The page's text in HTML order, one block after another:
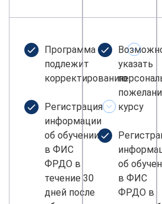
Программа не
подлежит
корректированию
Регистрация
информации
об обучении
в ФИС
ФРДО в
течение 30
дней после
указать
курсу
об
в ФИС
ФРДО в